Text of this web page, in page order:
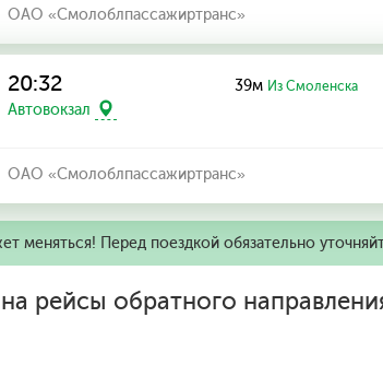
ОАО «Смолоблпассажиртранс»
20:32
Автовокзал
39м Из Смоленска
ОАО «Смолоблпассажиртранс»
меняться! Перед поездкой обязательно
рейсы обратного